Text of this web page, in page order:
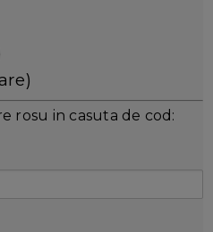
rosu in casuta de cod: